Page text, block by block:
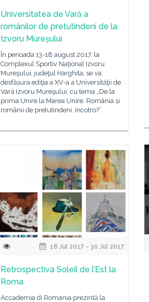
Universitatea de Vară a
românilor de pretutindeni de la
Izvoru Mureșului
În perioada 13-18 august 2017, la
Complexul Sportiv Naţional Izvoru
Mureşului, judeţul Harghita, se va
desfășura ediţia a XV-a a Universităţii de
Vară Izvoru Mureşului, cu tema „De la
prima Unire la Marea Unire. România și
românii de pretutindeni, încotro?”.
18 Jul 2017 - 30 Jul 2017
Retrospectiva Soleil de l’Est la
Roma
Accademia di Romania prezintă la